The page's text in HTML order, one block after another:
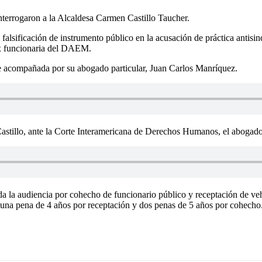
a la Alcaldesa Carmen Castillo Taucher.
de instrumento público en la acusación de práctica
funcionaria del DAEM.
por su abogado particular, Juan Carlos Manríquez.
ante la Corte Interamericana de Derechos Humanos, el
la audiencia por cohecho de funcionario público y receptación de
pena de 4 años por receptación y dos penas de 5 años por